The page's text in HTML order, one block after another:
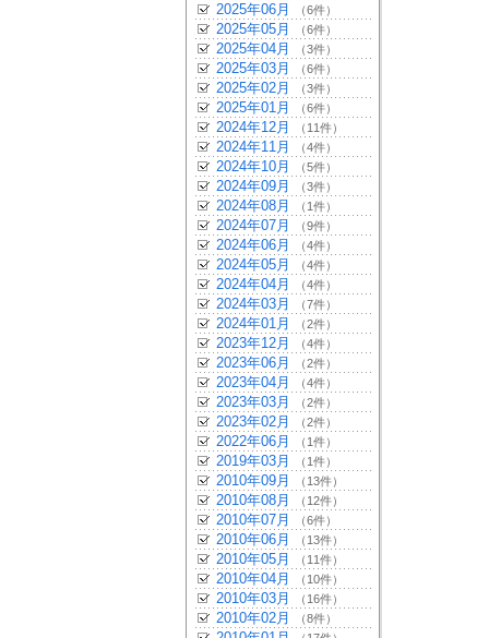
2025年06月 （6件）
2025年05月 （6件）
2025年04月 （3件）
2025年03月 （6件）
2025年02月 （3件）
2025年01月 （6件）
2024年12月 （11件）
2024年11月 （4件）
2024年10月 （5件）
2024年09月 （3件）
2024年08月 （1件）
2024年07月 （9件）
2024年06月 （4件）
2024年05月 （4件）
2024年04月 （4件）
2024年03月 （7件）
2024年01月 （2件）
2023年12月 （4件）
2023年06月 （2件）
2023年04月 （4件）
2023年03月 （2件）
2023年02月 （2件）
2022年06月 （1件）
2019年03月 （1件）
2010年09月 （13件）
2010年08月 （12件）
2010年07月 （6件）
2010年06月 （13件）
2010年05月 （11件）
2010年04月 （10件）
2010年03月 （16件）
2010年02月 （8件）